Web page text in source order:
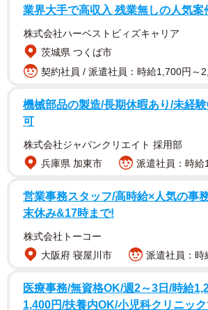
話題になった白秋さんの投稿
同じラブホでアルバイトしていた女の
男女に鍵を渡したあと、震え声で「今
男です」と言っていたから元カノが来
てはいけないと思った。僕は先に辞め
業界大手で高収入 残業無しの人気案
株式会社ハーベストビィズキャリア
茨城県 つくば市
契約社員 / 派遣社員：時給1,700円～
機械部品の製造/長期休暇あり/未経
可
株式会社ジャパンクリエイト 採用部
兵庫県 加東市
派遣社員：時給
営業事務スタッフ/高時給×人気の事
末休み&17時まで!
株式会社トーコー
大阪府 寝屋川市
派遣社員：時
医療事務/無資格OK/週2～3日/時給
1,400円/扶養内OK/小児科クリニッ